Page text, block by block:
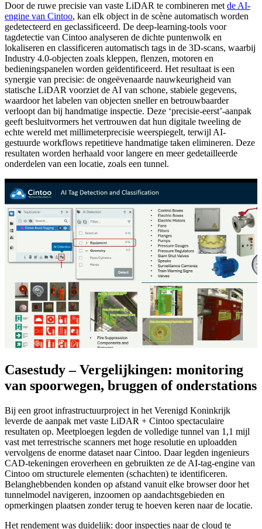
Door de ruwe precisie van vaste LiDAR te combineren met de AI-
engine van Cintoo, kan elk object in de scène automatisch worden
gedetecteerd en geclassificeerd. De deep-learning-tools voor
tagdetectie van Cintoo analyseren de dichte puntenwolk en
lokaliseren en classificeren automatisch tags in de 3D-scans, waarbij
Industry 4.0-objecten zoals kleppen, flenzen, motoren en
bedieningspanelen worden geïdentificeerd. Het resultaat is een
synergie van precisie: de ongeëvenaarde nauwkeurigheid van
statische LiDAR voorziet de AI van schone, stabiele gegevens,
waardoor het labelen van objecten sneller en betrouwbaarder
verloopt dan bij handmatige inspectie. Deze ‘precisie-eerst’-aanpak
geeft besluitvormers het vertrouwen dat hun digitale tweeling de
echte wereld met millimeterprecisie weerspiegelt, terwijl AI-
gestuurde workflows repetitieve handmatige taken elimineren. Deze
resultaten worden herhaald voor langere en meer gedetailleerde
onderdelen van een locatie, zoals een tunnel.
Casestudy – Vergelijkingen: monitoring
van spoorwegen, bruggen of onderstations
Bij een groot infrastructuurproject in het Verenigd Koninkrijk
leverde de aanpak met vaste LiDAR + Cintoo spectaculaire
resultaten op. Meetploegen legden de volledige tunnel van 1,1 mijl
vast met terrestrische scanners met hoge resolutie en uploadden
vervolgens de enorme dataset naar Cintoo. Daar legden ingenieurs
CAD-tekeningen eroverheen en gebruikten ze de AI-tag-engine van
Cintoo om structurele elementen (schachten) te identificeren.
Belanghebbenden konden op afstand vanuit elke browser door het
tunnelmodel navigeren, inzoomen op aandachtsgebieden en
opmerkingen plaatsen zonder terug te hoeven keren naar de locatie.
Het rendement was duidelijk: door inspecties naar de cloud te